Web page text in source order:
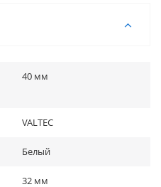
40 мм
VALTEC
Белый
32 мм